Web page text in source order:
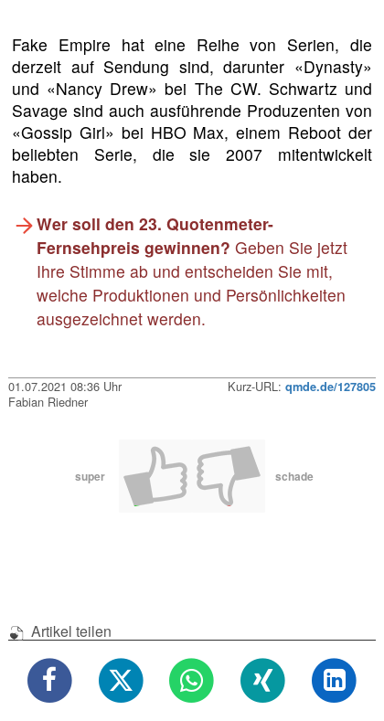
Fake Empire hat eine Reihe von Serien, die
derzeit auf Sendung sind, darunter «Dynasty»
und «Nancy Drew» bei The CW. Schwartz und
Savage sind auch ausführende Produzenten von
«Gossip Girl» bei HBO Max, einem Reboot der
beliebten Serie, die sie 2007 mitentwickelt
haben.
Wer soll den 23. Quotenmeter-
Fernsehpreis gewinnen? Geben Sie jetzt
Ihre Stimme ab und entscheiden Sie mit,
welche Produktionen und Persönlichkeiten
ausgezeichnet werden.
01.07.2021 08:36 Uhr Kurz-URL: qmde.de/127805
Fabian Riedner
super schade
Artikel teilen